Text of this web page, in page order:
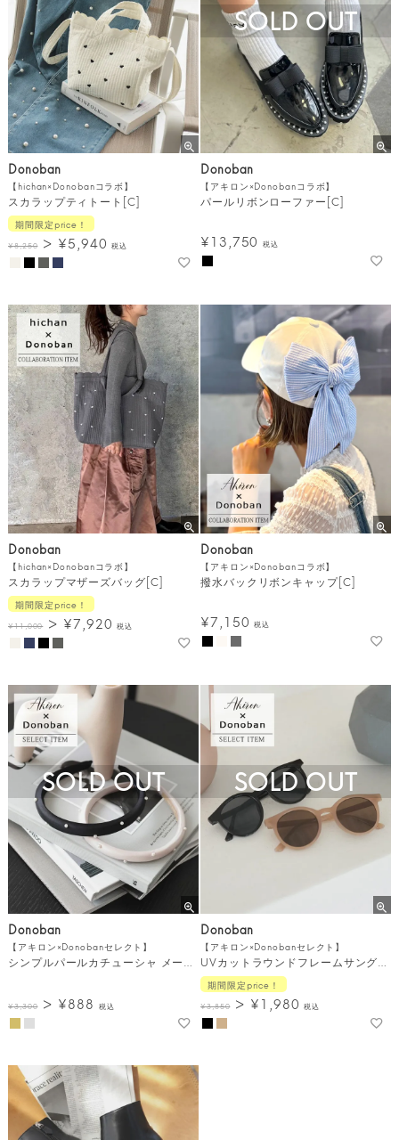
Donoban
【hichan×Donobanコラボ】
スカラップティトート[C]
期間限定price！
¥8,250 ¥5,940 税込
Donoban
【アキロン×Donobanコラボ】
パールリボンローファー[C]
¥13,750 税込
SOLD OUT
Donoban
【hichan×Donobanコラボ】
スカラップマザーズバッグ[C]
期間限定price！
¥11,000 ¥7,920 税込
Donoban
【アキロン×Donobanコラボ】
撥水バックリボンキャップ[C]
¥7,150 税込
Donoban
【アキロン×Donobanセレクト】
¥3,300 ¥888 税込
SOLD OUT
Donoban
【アキロン×Donobanセレクト】
期間限定price！
¥3,850 ¥1,980 税込
SOLD OUT